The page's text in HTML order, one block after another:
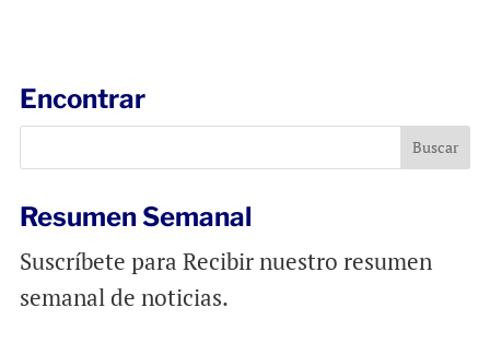
o
k
p
Encontrar
Resumen Semanal
Suscríbete para Recibir nuestro resumen
semanal de noticias.